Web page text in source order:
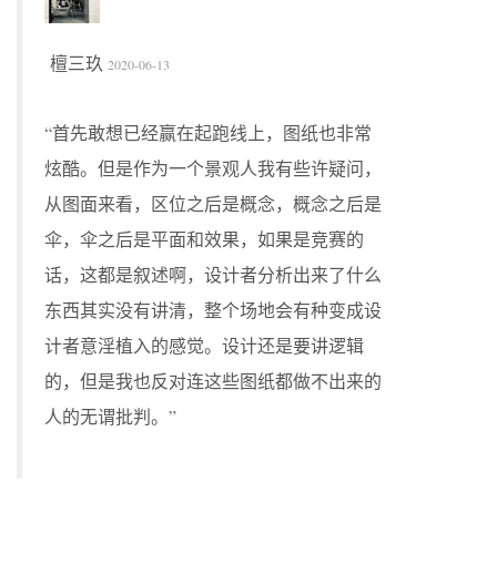
檀三玖 2020-06-13
“首先敢想已经赢在起跑线上，图纸也非常
炫酷。但是作为一个景观人我有些许疑问，
从图面来看，区位之后是概念，概念之后是
伞，伞之后是平面和效果，如果是竞赛的
话，这都是叙述啊，设计者分析出来了什么
东西其实没有讲清，整个场地会有种变成设
计者意淫植入的感觉。设计还是要讲逻辑
的，但是我也反对连这些图纸都做不出来的
人的无谓批判。”